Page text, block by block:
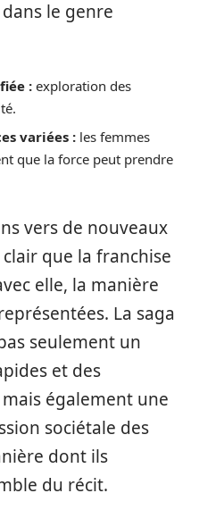
le genre
:exploration des
variées : les femmes
que la force peut prendre
vers de nouveaux
que la franchise
elle, la manière
La saga
seulement un
et des
également une
sociétale des
dont ils
du récit.